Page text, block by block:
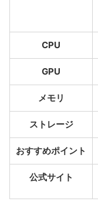
CPU
GPU
メモリ
ストレージ
おすすめポイント
公式サイト